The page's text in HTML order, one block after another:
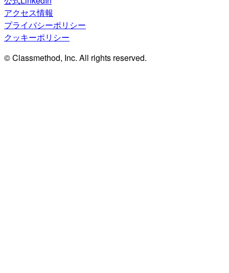
アクセス情報
プライバシーポリシー
クッキーポリシー
© Classmethod, Inc. All rights reserved.